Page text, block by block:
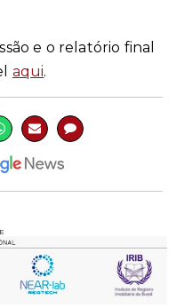
e o relatório final
aqui.